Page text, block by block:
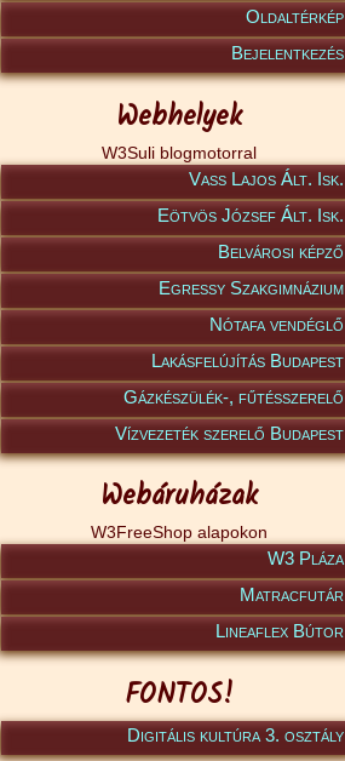
Oldaltérkép
Bejelentkezés
Webhelyek
W3Suli blogmotorral
Vass Lajos Ált. Isk.
Eötvös József Ált. Isk.
Belvárosi képző
Egressy Szakgimnázium
Nótafa vendéglő
Lakásfelújítás Budapest
Gázkészülék-, fűtésszerelő
Vízvezeték szerelő Budapest
Webáruházak
W3FreeShop alapokon
W3 Pláza
Matracfutár
Lineaflex Bútor
FONTOS!
Digitális kultúra 3. osztály